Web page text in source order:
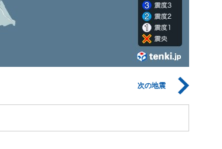
次の地震